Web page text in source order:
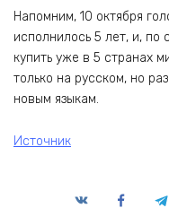
Напомним, 10 октября
исполнилось 5 лет, и,
купить уже в 5 странах
только на русском, но
новым языкам.
Источник